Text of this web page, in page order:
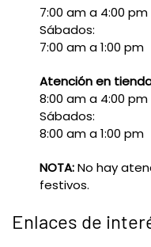
7:00 am a 4:00 pm
Sábados:
7:00 am a 1:00 pm
Atención en
8:00 am a 4:00 pm
Sábados:
8:00 am a 1:00 pm
NOTA:No hay
festivos.
Enlaces de